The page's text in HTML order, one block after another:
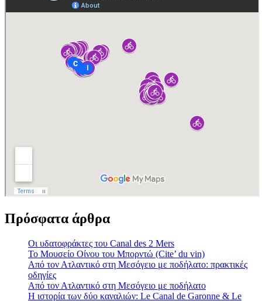
Πρόσφατα άρθρα
Οι υδατοφράκτες του Canal des 2 Mers
Το Μουσείο Οίνου του Μπορντώ (Cite’ du vin)
Από τον Ατλαντικό στη Μεσόγειο με ποδήλατο: πρακτικές
οδηγίες
Από τον Ατλαντικό στη Μεσόγειο με ποδήλατο
Η ιστορία των δύο καναλιών: Le Canal de Garonne & Le